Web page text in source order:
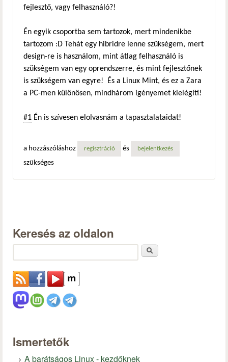
fejlesztő, vagy felhasználó?!
Én egyik csoportba sem tartozok, mert mindenikbe
tartozom :D Tehát egy hibridre lenne szükségem, mert
design-re is használom, mint átlag felhasználó is
szükségem van egy oprendszerre, és mint fejlesztőnek
is szükségem van egyre! És a Linux Mint, és ez a Zara
a PC-men különösen, mindhárom igényemet kielégíti!
#1 Én is szívesen elolvasnám a tapasztalataidat!
a hozzászóláshoz regisztráció és bejelentkezés
szükséges
Keresés az oldalon
Ismertetők
A barátságos Linux - kezdőknek